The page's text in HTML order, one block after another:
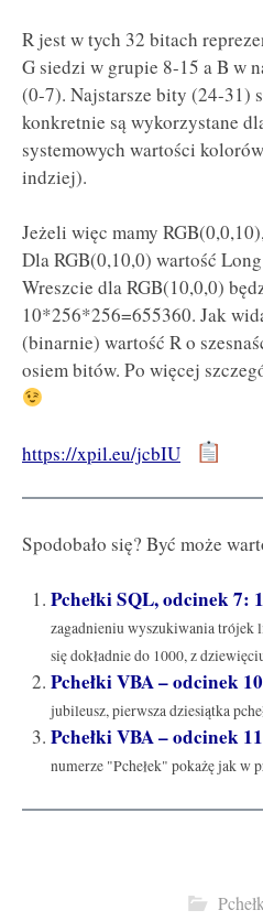
R jest w tych 32 bitach
G siedzi w grupie 8-15 a B w
(0-7). Najstarsze bity (24-31)
konkretnie są wykorzystane
systemowych wartości
indziej).
Jeżeli więc mamy
Dla RGB(0,10,0) wartość
Wreszcie dla RGB(10,0,0)
10*256*256=655360. Jak
(binarnie) wartość R o
osiem bitów. Po więcej
https://xpil.eu/jcbIU
Spodobało się? Być może
Pchełki SQL, odcinek 7:
zagadnieniu wyszukiwania
się dokładnie do 1000, z
Pchełki VBA – odcinek
jubileusz, pierwsza dziesiątka
Pchełki VBA – odcinek
numerze "Pchełek" pokażę jak w